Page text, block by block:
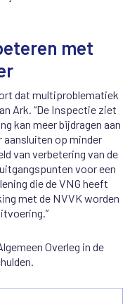
met
dat multiproblematiek
Ark. “De Inspectie ziet
kan meer bijdragen aan
aansluiten op minder
van verbetering van de
voor een
die de VNG heeft
met de NVVK worden
Overleg in de